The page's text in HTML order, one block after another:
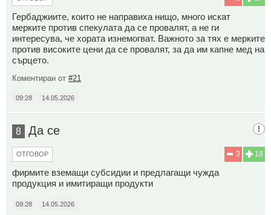
Гербаджиите, които не направиха нищо, много искат
мерките против спекулата да се провалят, а не ги
интересува, че хората изнемогват. Важното за тях е мерките
против високите цени да се провалят, за да им капне мед на
сърцето.
Коментиран от #21
09:28 14.05.2026
8 Да се
18
3
ОТГОВОР
фирмите вземащи субсидии и предлагащи чужда
продукция и имитиращи продукти
09:28 14.05.2026